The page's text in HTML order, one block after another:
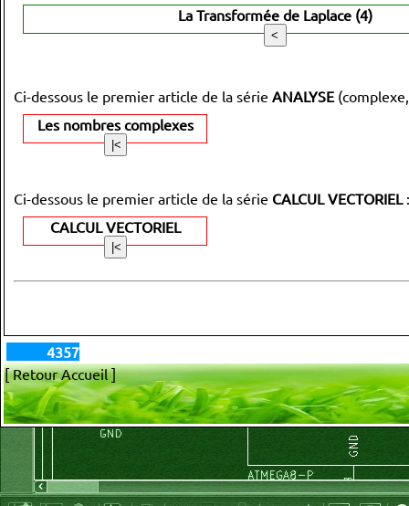
La Transformée de Laplace (4)
Ci-dessous le premier article de la série ANALYSE
Les nombres complexes
Ci-dessous le premier article de la série CALCUL VECTORIEL:
CALCUL VECTORIEL
4357
[ Retour Accueil ]